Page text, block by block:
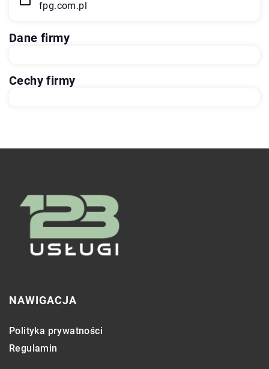
fpg.com.pl
Dane firmy
Cechy firmy
NAWIGACJA
Polityka prywatności
Regulamin